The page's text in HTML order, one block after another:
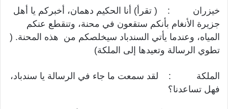
خيزران : ( تقرأ) أنا الحكيم دهمان، أخبركم يا أهل
جزيرة الأنغام بأنكم ستقعون في محنة، وتنقطع عنكم
المياه، وعندما يأتي السندباد سيخلصكم من هذه المحنة. (
تطوي الرسالة وتعيدها إلى الملكة)
الملكة : لقد سمعت ما جاء في الرسالة يا سندباد،
فهل تساعدنا؟